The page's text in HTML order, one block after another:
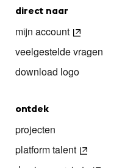
direct naar
mijn account
veelgestelde vragen
download logo
ontdek
projecten
platform talent